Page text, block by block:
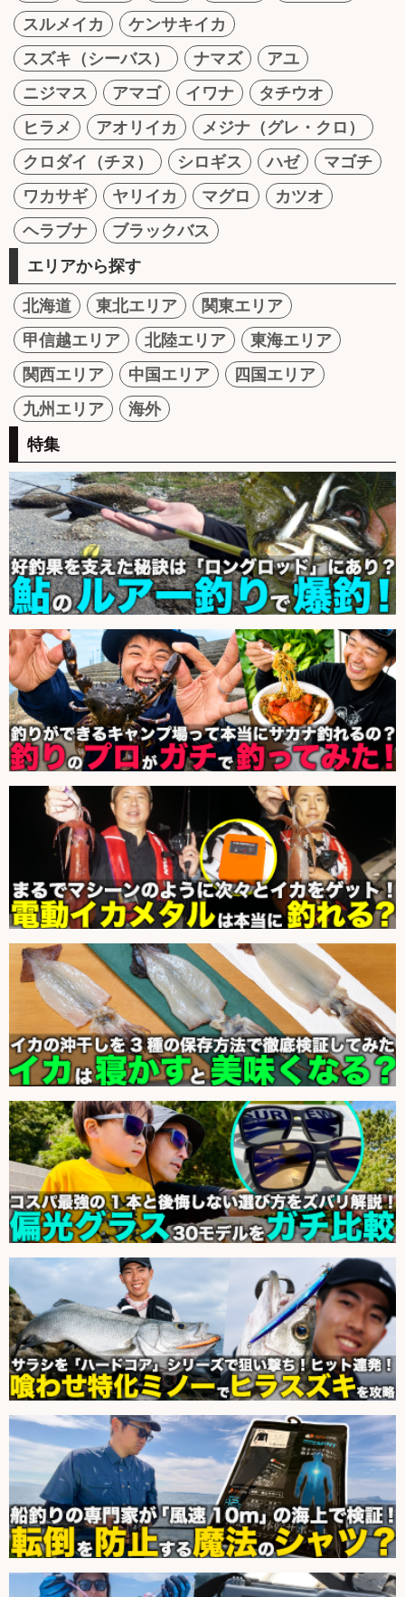
スルメイカ
ケンサキイカ
スズキ（シーバス）
ナマズ
アユ
ニジマス
アマゴ イワナ
タチウオ
ヒラメ
アオリイカ
メジナ（グレ・クロ）
クロダイ（チヌ）
シロギス ハゼ
マゴチ
ワカサギ
ヤリイカ マグロ
カツオ
ヘラブナ
ブラックバス
エリアから探す
北海道 東北エリア
関東エリア
甲信越エリア
北陸エリア
東海エリア
関西エリア
中国エリア
四国エリア
九州エリア
海外
特集